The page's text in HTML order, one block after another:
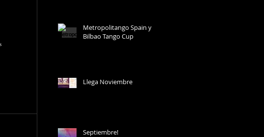
Metropolitango Spain y
Bilbao Tango Cup
Llega Noviembre
Septiembre!